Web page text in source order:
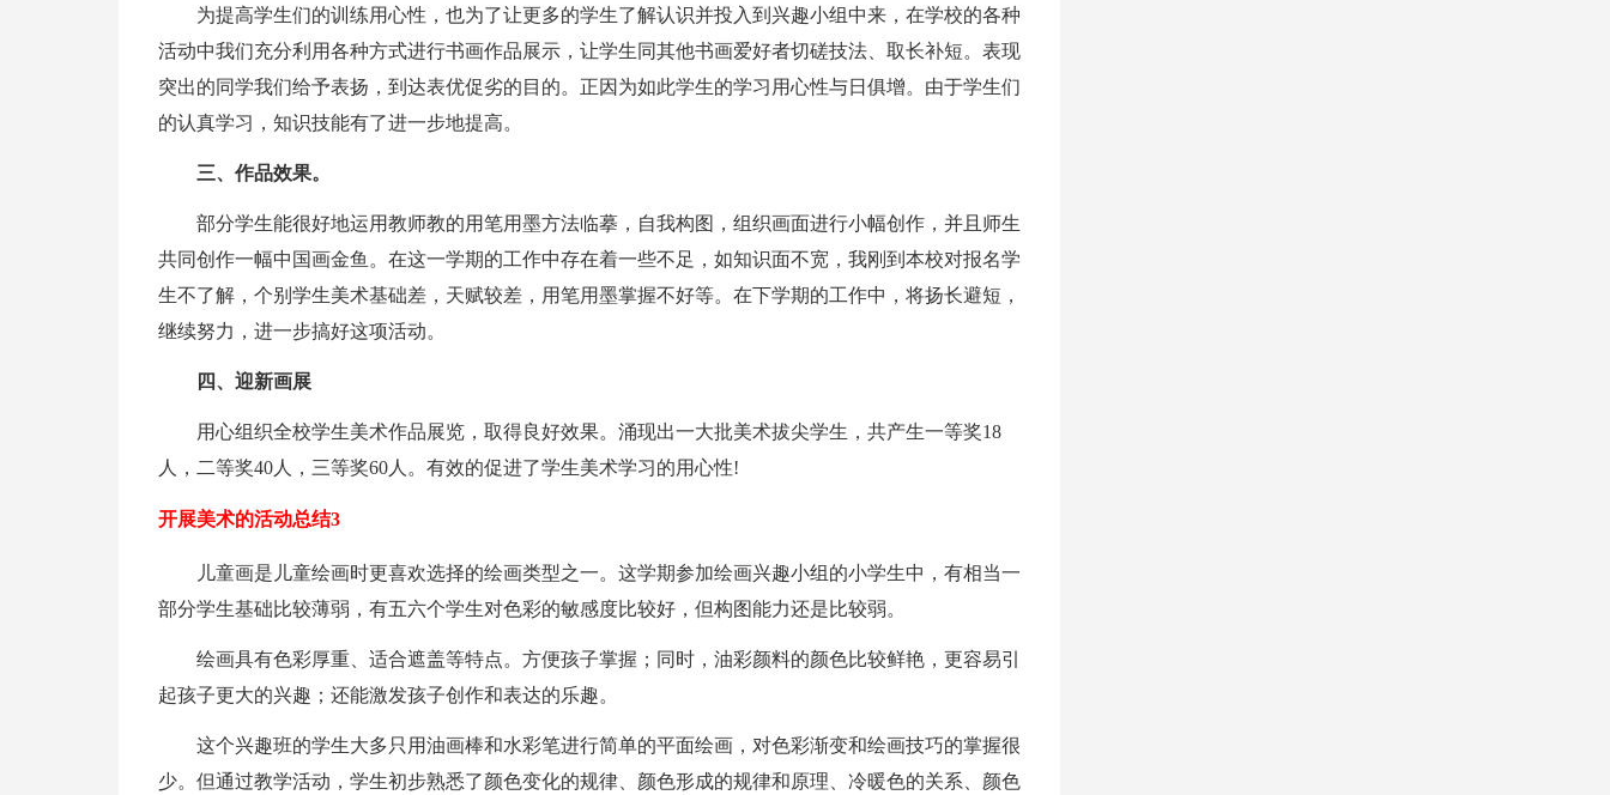
为提高学生们的训练用心性，也为了让更多的学生了解认识并投入到兴趣小组中来，在学校的各种
活动中我们充分利用各种方式进行书画作品展示，让学生同其他书画爱好者切磋技法、取长补短。表现
突出的同学我们给予表扬，到达表优促劣的目的。正因为如此学生的学习用心性与日俱增。由于学生们
的认真学习，知识技能有了进一步地提高。
三、作品效果。
部分学生能很好地运用教师教的用笔用墨方法临摹，自我构图，组织画面进行小幅创作，并且师生
共同创作一幅中国画金鱼。在这一学期的工作中存在着一些不足，如知识面不宽，我刚到本校对报名学
生不了解，个别学生美术基础差，天赋较差，用笔用墨掌握不好等。在下学期的工作中，将扬长避短，
继续努力，进一步搞好这项活动。
四、迎新画展
用心组织全校学生美术作品展览，取得良好效果。涌现出一大批美术拔尖学生，共产生一等奖18
人，二等奖40人，三等奖60人。有效的促进了学生美术学习的用心性!
开展美术的活动总结3
儿童画是儿童绘画时更喜欢选择的绘画类型之一。这学期参加绘画兴趣小组的小学生中，有相当一
部分学生基础比较薄弱，有五六个学生对色彩的敏感度比较好，但构图能力还是比较弱。
绘画具有色彩厚重、适合遮盖等特点。方便孩子掌握；同时，油彩颜料的颜色比较鲜艳，更容易引
起孩子更大的兴趣；还能激发孩子创作和表达的乐趣。
这个兴趣班的学生大多只用油画棒和水彩笔进行简单的平面绘画，对色彩渐变和绘画技巧的掌握很
少。但通过教学活动，学生初步熟悉了颜色变化的规律、颜色形成的规律和原理、冷暖色的关系、颜色